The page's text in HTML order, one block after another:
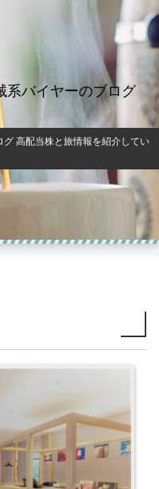
系バイヤーのブログ
高配当株と旅情報を紹介してい